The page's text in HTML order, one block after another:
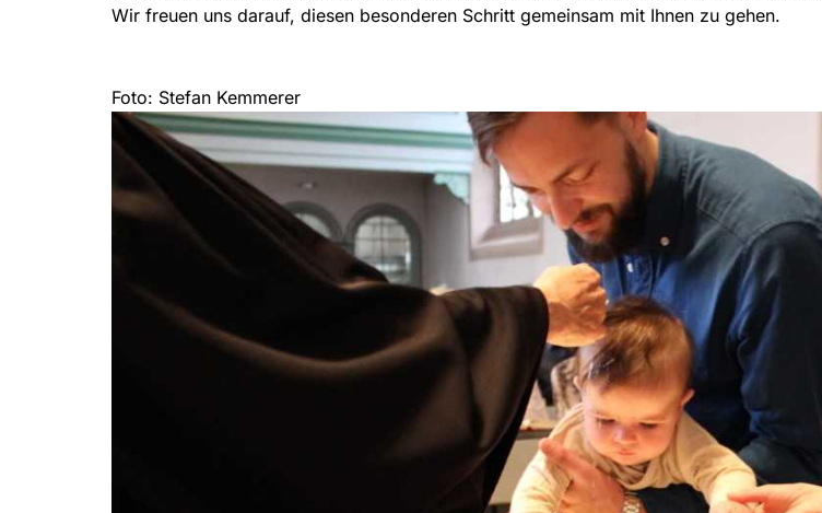
Wir freuen uns darauf, diesen besonderen Schritt gemeinsam mit Ihnen zu gehen.
Foto: Stefan Kemmerer